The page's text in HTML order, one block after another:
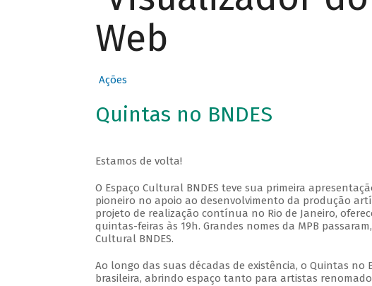
Web
Ações
Quintas no BNDES
Estamos de volta!
O Espaço Cultural BNDES teve sua primeira
pioneiro no apoio ao desenvolvimento da produção
projeto de realização contínua no Rio de Janeiro,
quintas-feiras às 19h. Grandes nomes da MPB
Cultural BNDES.
Ao longo das suas décadas de existência, o Quintas no
brasileira, abrindo espaço tanto para artistas